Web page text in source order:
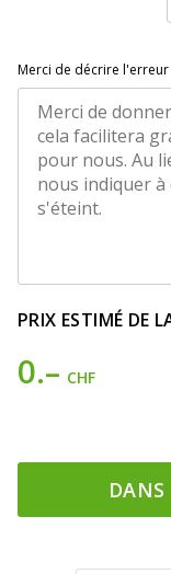
Merci de décrire l'erreur
PRIX ESTIMÉ DE
0.– CHF